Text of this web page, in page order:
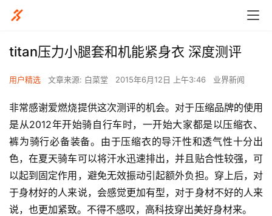
titan压力小腿套和机能紧身衣 深度测评
用户精选 文章来源: 白菜堂 2015年6月12日 上午3:46 业界新闻
非常感谢爱燃烧提供这次测评的机会。对于压缩品牌的使用
是从2012年开始骑自行车时，一开始大家都是以压缩衣、
裤为骑行必备装备。由于压缩衣的导汗性和透气性十分出
色，在夏天骑车可以将汗水迅速排出，并且贴合性较强，可
以起到固定作用，避免无效振动引起额外负担。穿上后，对
于身材好的人来说，会感觉更加有型，对于身材不好的人来
说，也更加紧致。不得不感叹，高科技穿出美好身材来。